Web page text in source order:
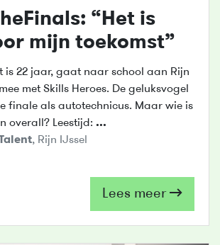
“Het is
mijn toekomst”
is 22 jaar, gaat naar school aan Rijn
met Skills Heroes. De geluksvogel
finale als autotechnicus. Maar wie is
overall? Leestijd: ...
, Rijn IJssel
Lees meer